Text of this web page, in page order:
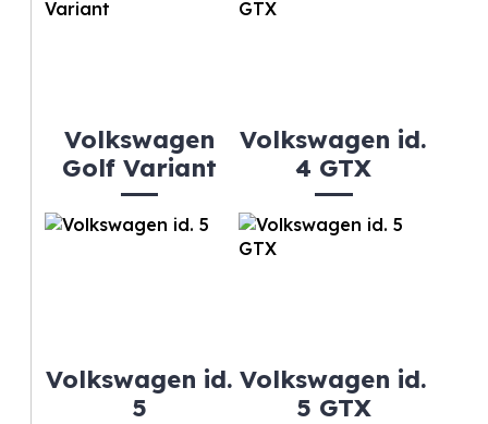
Volkswagen
Golf Variant
Volkswagen id.
4 GTX
Volkswagen id.
5
Volkswagen id.
5 GTX